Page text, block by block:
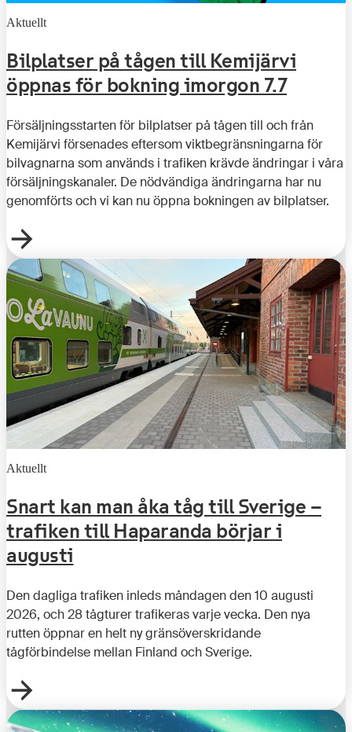
Aktuellt
Bilplatser på tågen till Kemijärvi
öppnas för bokning imorgon 7.7
Försäljningsstarten för bilplatser på tågen till och från
Kemijärvi försenades eftersom viktbegränsningarna för
bilvagnarna som används i trafiken krävde ändringar i våra
försäljningskanaler. De nödvändiga ändringarna har nu
genomförts och vi kan nu öppna bokningen av bilplatser.
Aktuellt
Snart kan man åka tåg till Sverige –
trafiken till Haparanda börjar i
augusti
Den dagliga trafiken inleds måndagen den 10 augusti
2026, och 28 tågturer trafikeras varje vecka. Den nya
rutten öppnar en helt ny gränsöverskridande
tågförbindelse mellan Finland och Sverige.